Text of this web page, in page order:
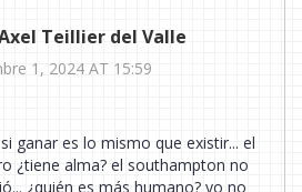
Teillier del Valle
1, 2024 AT 15:59
ganar es lo mismo que existir... el
¿tiene alma? el southampton no
¿quién es más humano? yo no